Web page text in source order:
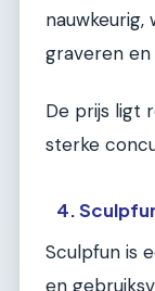
nauwkeurig,
graveren en
De prijs ligt
sterke
4.
Sculpfun is
en